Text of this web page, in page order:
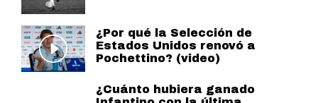
¿Por qué la Selección de
Estados Unidos renovó a
Pochettino? (video)
¿Cuánto hubiera ganado